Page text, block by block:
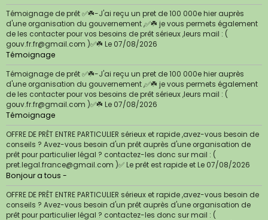
Témoignage de prêt ✅☘️-J'ai reçu un pret de 100 000e hier auprès
d'une organisation du gouvernement ,✅☘️ je vous permets également
de les contacter pour vos besoins de prêt sérieux ,leurs mail : (
gouv.fr.fr@gmail.com )✅☘️ Le 07/08/2026
Témoignage
Témoignage de prêt ✅☘️-J'ai reçu un pret de 100 000e hier auprès
d'une organisation du gouvernement ,✅☘️ je vous permets également
de les contacter pour vos besoins de prêt sérieux ,leurs mail : (
gouv.fr.fr@gmail.com )✅☘️ Le 07/08/2026
Témoignage
OFFRE DE PRÊT ENTRE PARTICULIER sérieux et rapide ,avez-vous besoin de
conseils ? Avez-vous besoin d'un prêt auprès d'une organisation de
prêt pour particulier légal ? contactez-les donc sur mail : (
pret.legal.france@gmail.com )✅ Le prêt est rapide etLe 07/08/2026
Bonjour a tous -
OFFRE DE PRÊT ENTRE PARTICULIER sérieux et rapide ,avez-vous besoin de
conseils ? Avez-vous besoin d'un prêt auprès d'une organisation de
prêt pour particulier légal ? contactez-les donc sur mail : (